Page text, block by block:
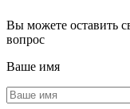
Вы можете оставить
вопрос
Ваше имя